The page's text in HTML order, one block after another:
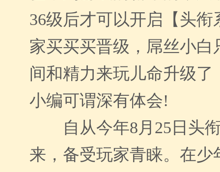
36级后才可以开启【头
家买买买晋级，屌丝小白
间和精力来玩儿命升级了
小编可谓深有体会!
自从今年8月25日头
来，备受玩家青睐。在少